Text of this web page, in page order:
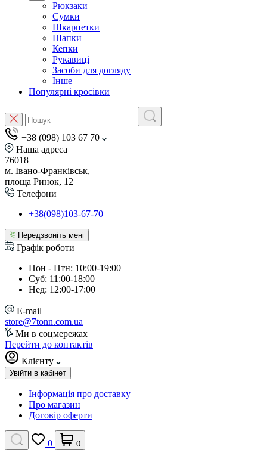
Рюкзаки
Сумки
Шкарпетки
Шапки
Кепки
Рукавиці
Засоби для догляду
Інше
Популярні кросівки
+38 (098) 103 67 70
Наша адреса
76018
м. Івано-Франківськ,
площа Ринок, 12
Телефони
+38(098)103-67-70
Передзвоніть мені
Графік роботи
Пон - Птн: 10:00-19:00
Суб: 11:00-18:00
Нед: 12:00-17:00
E-mail
store@7tonn.com.ua
Ми в соцмережах
Перейти до контактів
Клієнту
Увійти в кабінет
Інформація про доставку
Про магазин
Договір оферти
0 0